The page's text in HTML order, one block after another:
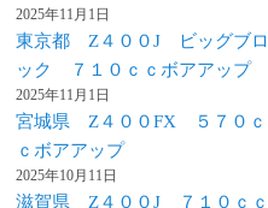
2025年11月1日
東京都 Z４００J ビッグブロ
ック ７１０ｃｃボアアップ
2025年11月1日
宮城県 Z４００FX ５７０ｃ
ｃボアアップ
2025年10月11日
滋賀県 Z４００J ７１０ｃｃ